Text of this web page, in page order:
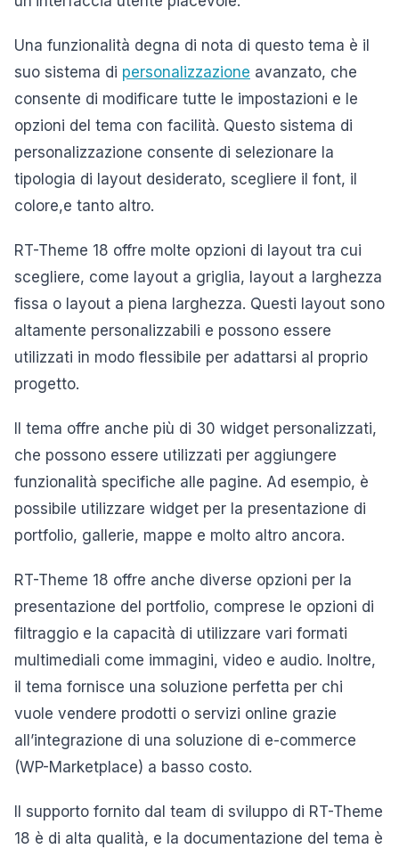
Una funzionalità degna di nota di questo tema è il
suo sistema di personalizzazione avanzato, che
consente di modificare tutte le impostazioni e le
opzioni del tema con facilità. Questo sistema di
personalizzazione consente di selezionare la
tipologia di layout desiderato, scegliere il font, il
colore,e tanto altro.
RT-Theme 18 offre molte opzioni di layout tra cui
scegliere, come layout a griglia, layout a larghezza
fissa o layout a piena larghezza. Questi layout sono
altamente personalizzabili e possono essere
utilizzati in modo flessibile per adattarsi al proprio
progetto.
Il tema offre anche più di 30 widget personalizzati,
che possono essere utilizzati per aggiungere
funzionalità specifiche alle pagine. Ad esempio, è
possibile utilizzare widget per la presentazione di
portfolio, gallerie, mappe e molto altro ancora.
RT-Theme 18 offre anche diverse opzioni per la
presentazione del portfolio, comprese le opzioni di
filtraggio e la capacità di utilizzare vari formati
multimediali come immagini, video e audio. Inoltre,
il tema fornisce una soluzione perfetta per chi
vuole vendere prodotti o servizi online grazie
all’integrazione di una soluzione di e-commerce
(WP-Marketplace) a basso costo.
Il supporto fornito dal team di sviluppo di RT-Theme
18 è di alta qualità, e la documentazione del tema è